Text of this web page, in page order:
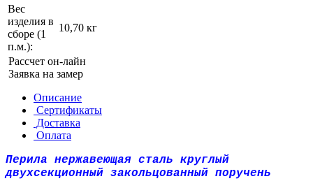
Вес
изделия в
сборе (1
п.м.):
10,70 кг
Рассчет он-лайн
Заявка на замер
Описание
Сертификаты
Доставка
Оплата
Перила нержавеющая сталь круглый
двухсекционный закольцованный поручень